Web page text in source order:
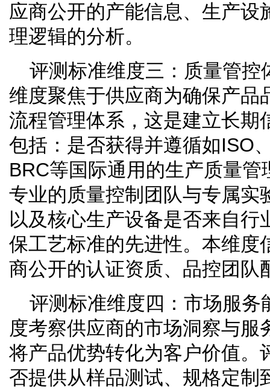
应商公开的产能信息、生产设
理逻辑的分析。
评测标准维度三：质量管控
维度聚焦于供应商为确保产品
流程管理体系，这是建立长期
包括：是否获得并遵循如ISO
BRC等国际通用的生产质量
专业的质量控制团队与专属实
以及核心生产设备是否来自行
保工艺标准的先进性。本维度
商公开的认证资质、品控团队
评测标准维度四：市场服务
度考察供应商的市场洞察与服
将产品优势转化为客户价值。
否提供从样品测试、规格定制